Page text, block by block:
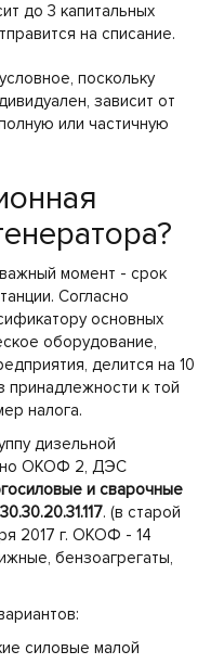
до 3 капитальных
на списание.
поскольку
зависит от
или частичную
момент - срок
Согласно
основных
оборудование,
делится на 10
принадлежности к той
налога.
дизельной
ОКОФ 2, ДЭС
и сварочные
. (в старой
2017 г. ОКОФ - 14
бензоагрегаты,
силовые малой